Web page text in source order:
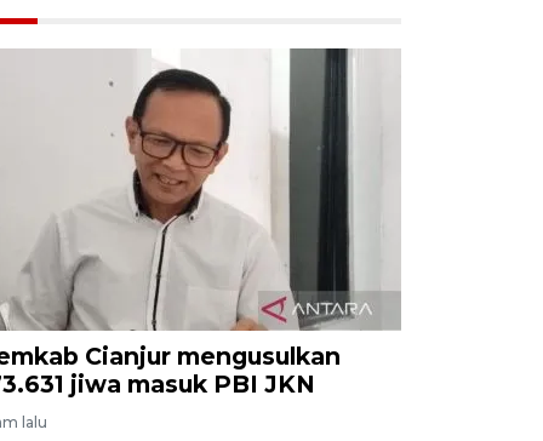
Cianjur mengusulkan
jiwa masuk PBI JKN
lalu